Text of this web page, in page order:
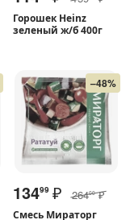
Горошек Heinz
зеленый ж/б 400г
–48%
13499 ₽ 26400 ₽
Cмесь Мираторг